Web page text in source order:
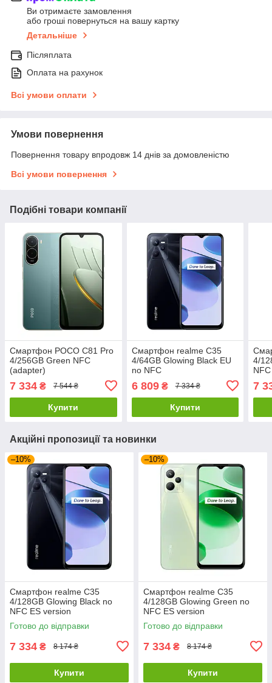
Ви отримаєте замовлення
або гроші повернуться на вашу картку
Детальніше
Післяплата
Оплата на рахунок
Всі умови оплати
Умови повернення
Повернення товару впродовж 14 днів за домовленістю
Всі умови повернення
Подібні товари компанії
Смартфон POCO C81 Pro
4/256GB Green NFC
(adapter)
7 334 ₴ 7 544 ₴
Купити
Смартфон realme C35
4/64GB Glowing Black EU
no NFC
6 809₴ 7 334 ₴
Купити
4/
7
Акційні пропозиції та новинки
–10%
Смартфон realme C35
4/128GB Glowing Black no
NFC ES version
Готово до відправки
7 334 ₴ 8 174 ₴
Купити
–10%
Смартфон realme C35
4/128GB Glowing Green no
NFC ES version
Готово до відправки
7 334 ₴ 8 174 ₴
Купити